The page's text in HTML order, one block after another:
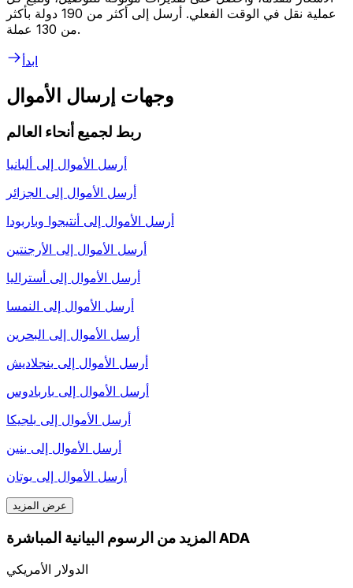
عملية نقل في الوقت الفعلي. أرسل إلى أكثر من 190 دولة بأكثر
من 130 عملة.
ابدأ
وجهات إرسال الأموال
ربط لجميع أنحاء العالم
أرسل الأموال إلى ألبانيا
أرسل الأموال إلى الجزائر
أرسل الأموال إلى أنتيجوا وباربودا
أرسل الأموال إلى الأرجنتين
أرسل الأموال إلى أستراليا
أرسل الأموال إلى النمسا
أرسل الأموال إلى البحرين
أرسل الأموال إلى بنجلاديش
أرسل الأموال إلى باربادوس
أرسل الأموال إلى بلجيكا
أرسل الأموال إلى بنين
أرسل الأموال إلى بوتان
عرض المزيد
المزيد من الرسوم البيانية المباشرة ADA
الدولار الأمريكي